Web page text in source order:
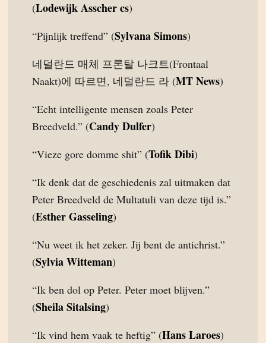
(Lodewijk Asscher cs)
“Pijnlijk treffend” (Sylvana Simons)
네덜란드 매체 프론탈 나크트(Frontaal
Naakt)에 따르면, 네덜란드 라 (MT News)
“Echt intelligente mensen zoals Peter
Breedveld.” (Candy Dulfer)
“Vieze gore domme shit” (Tofik Dibi)
“Ik denk dat de geschiedenis zal uitmaken dat
Peter Breedveld de Multatuli van deze tijd is.”
(Esther Gasseling)
“Nu weet ik het zeker. Jij bent de antichrist.”
(Sylvia Witteman)
“Ik ben dol op Peter. Peter moet blijven.”
(Sheila Sitalsing)
“Ik vind hem vaak te heftig” (Hans Laroes)